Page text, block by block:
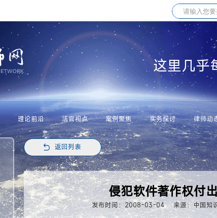
这里几乎
理论前沿 法官视点 案例聚焦 实务探讨 律师动
返回列表
侵犯软件著作权付
发布时间：2008-03-04 来源：中国知